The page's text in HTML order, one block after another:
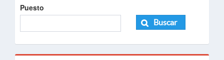
Puesto
Buscar